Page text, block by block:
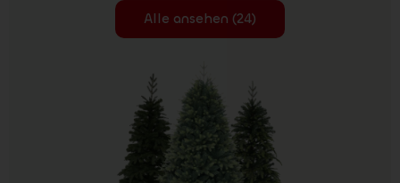
Alle ansehen (24)